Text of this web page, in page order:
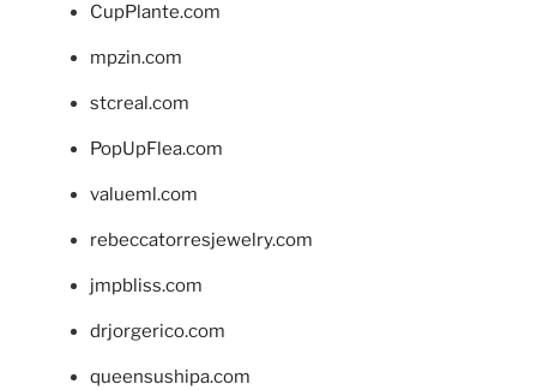
CupPlante.com
mpzin.com
stcreal.com
PopUpFlea.com
valueml.com
rebeccatorresjewelry.com
jmpbliss.com
drjorgerico.com
queensushipa.com